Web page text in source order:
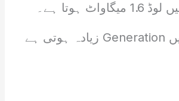
Peak Hours میں لوڈ 1.6 میگاواٹ ہوتا ہے۔
البتہ گرمیوں میں Generation زیادہ ہوتی ہے